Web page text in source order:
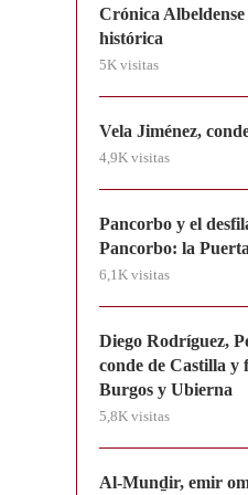
Crónica Albeldense
histórica
5K visitas
Vela Jiménez,
4,9K visitas
Pancorbo y el
Pancorbo: la
6,1K visitas
Diego Rodríguez,
conde de Castilla y
Burgos y Ubierna
5,8K visitas
Al-Munḏir, emir